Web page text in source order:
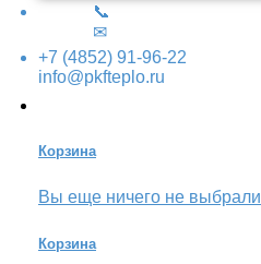
📞
✉
+7 (4852) 91-96-22
info@pkfteplo.ru
Корзина
Вы еще ничего не выбрали
Корзина